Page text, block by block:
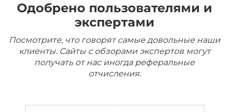
Одобрено пользователями и
экспертами
Посмотрите, что говорят самые довольные наши
клиенты. Сайты с обзорами экспертов могут
получать от нас иногда реферальные
отчисления.